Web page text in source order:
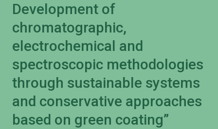
Development of
chromatographic,
electrochemical and
spectroscopic methodologies
through sustainable systems
and conservative approaches
based on green coating”